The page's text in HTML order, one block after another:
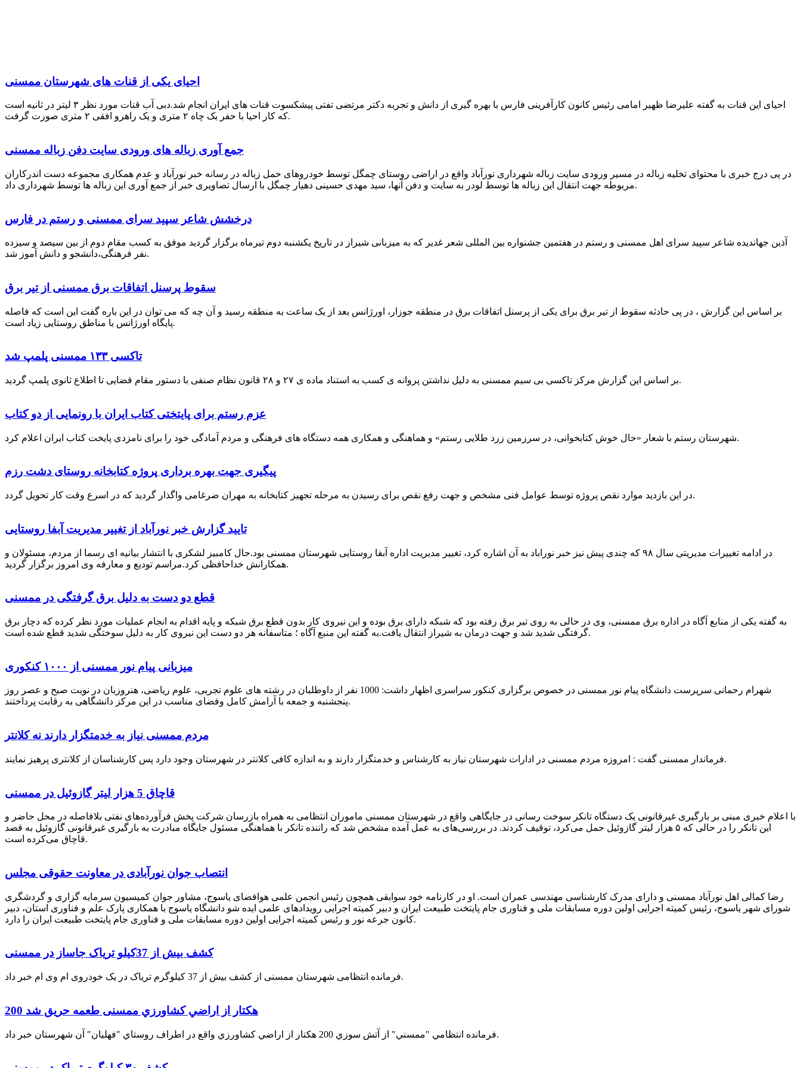
احیای یکی از قنات های شهرستان ممسنی
احیای این قنات به گفته علیرضا ظهیر امامی رئیس کانون کارآفرینی فارس با بهره گیری از دانش و تجربه دکتر مرتضی تفتی پیشکسوت قنات های ایران انجام شد.دبی آب قنات مورد نظر ۳ لیتر در ثانیه است
که کار احیا با حفر یک چاه ۲ متری و یک راهرو افقی ۲ متری صورت گرفت.
جمع آوری زباله های ورودی سایت دفن زباله ممسنی
در پی درج خبری با محتوای تخلیه زباله در مسیر ورودی سایت زباله شهرداری نورآباد واقع در اراضی روستای چمگل توسط خودروهای حمل زباله در رسانه خبر نورآباد و عدم همکاری مجموعه دست اندرکاران
مربوطه جهت انتقال این زباله ها توسط لودر به سایت و دفن آنها، سید مهدی حسینی دهیار چمگل با ارسال تصاویری خبر از جمع آوری این زباله ها توسط شهرداری داد.
درخشش شاعر سپید سرای ممسنی و رستم در فارس
آذین جهاندیده شاعر سپید سرای اهل ممسنی و رستم در هفتمین جشنواره بین المللی شعر غدیر که به میزبانی شیراز در تاریخ یکشنبه دوم تیرماه برگزار گردید موفق به کسب مقام دوم از بین سیصد و سیزده
نفر فرهنگی،دانشجو و دانش آموز شد.
سقوط پرسنل اتفاقات برق ممسنی از تیر برق
بر اساس این گزارش ، در پی حادثه سقوط از تیر برق برای یکی از پرسنل اتفاقات برق در منطقه جوزار، اورژانس بعد از یک ساعت به منطقه رسید و آن چه که می توان در این باره گفت این است که فاصله
پایگاه اورژانس با مناطق روستایی زیاد است.
تاکسی ۱۳۳ ممسنی پلمپ شد
بر اساس این گزارش مرکز تاکسی بی سیم ممسنی به دلیل نداشتن پروانه ی کسب به استناد ماده ی ۲۷ و ۲۸ قانون نظام صنفی با دستور مقام قضایی تا اطلاع ثانوی پلمپ گردید.
عزم رستم برای پایتختی کتاب ایران با رونمایی از دو کتاب
شهرستان رستم با شعار «حال خوش کتابخوانی، در سرزمین زرد طلایی رستم» و هماهنگی و همکاری همه دستگاه های فرهنگی و مردم آمادگی خود را برای نامزدی پایخت کتاب ایران اعلام کرد.
پیگیری جهت بهره برداری پروژه کتابخانه روستای دشت رزم
در این بازدید موارد نقص پروژه توسط عوامل فنی مشخص و جهت رفع نقص برای رسیدن به مرحله تجهیز کتابخانه به مهران ضرغامی واگذار گردید که در اسرع وقت کار تحویل گردد.
تایید گزارش خبر نورآباد از تغییر مدیریت آبفا روستایی
در ادامه تغییرات مدیریتی سال ۹۸ که چندی پیش نیز خبر نوراباد به آن اشاره کرد، تغییر مدیریت اداره آبفا روستایی شهرستان ممسنی بود.حال کامبیز لشکری با انتشار بیانیه ای رسما از مردم، مسئولان و
همکارانش خداحافظی کرد.مراسم تودیع و معارفه وی امروز برگزار گردید.
قطع دو دست به دلیل برق گرفتگی در ممسنی
به گفته یکی از منابع آگاه در اداره برق ممسنی، وی در حالی به روی تیر برق رفته بود که شبکه دارای برق بوده و این نیروی کار بدون قطع برق شبکه و پایه اقدام به انجام عملیات مورد نظر کرده که دچار برق
گرفتگی شدید شد و جهت درمان به شیراز انتقال یافت.به گفته این منبع آگاه ؛ متاسفانه هر دو دست این نیروی کار به دلیل سوختگی شدید قطع شده است.
میزبانی پیام نور ممسنی از ۱۰۰۰ کنکوری
شهرام رحمانی سرپرست دانشگاه پیام نور ممسنی در خصوص برگزاری کنکور سراسری اظهار داشت: 1000 نفر از داوطلبان در رشته های علوم تجربی، علوم ریاضی، هنروزبان در نوبت صبح و عصر روز
پنجشنبه و جمعه با آرامش کامل وفضای مناسب در این مرکز دانشگاهی به رقابت پرداختند.
مردم ممسنی نیاز به خدمتگزار دارند نه کلانتر
فرماندار ممسنی گفت : امروزه مردم ممسنی در ادارات شهرستان نیاز به کارشناس و خدمتگزار دارند و به اندازه کافی کلانتر در شهرستان وجود دارد پس کارشناسان از کلانتری پرهیز نمایند.
قاچاق 5 هزار لیتر گازوئیل در ممسنی
با اعلام خبری مبنی بر بارگیری غیرقانونی یک دستگاه تانکر سوخت رسانی در جایگاهی واقع در شهرستان ممسنی ماموران انتظامی به همراه بازرسان شرکت پخش فرآورده‌های نفتی بلافاصله در محل حاضر و
این تانکر را در حالی که ۵ هزار لیتر گازوئیل حمل می‌کرد، توقیف کردند. در بررسی‌های به عمل آمده مشخص شد که راننده تانکر با هماهنگی مسئول جایگاه مبادرت به بارگیری غیرقانونی گازوئیل به قصد
قاچاق می‌کرده است.
انتصاب جوان نورآبادی در معاونت حقوقی مجلس
رضا کمالی اهل نورآباد ممسنی و دارای مدرک کارشناسی مهندسی عمران است. او در کارنامه خود سوابقی همچون رئیس انجمن علمی هوافضای یاسوج، مشاور جوان کمیسیون سرمایه گزاری و گردشگری
شورای شهر یاسوج، رئیس کمیته اجرایی اولین دوره مسابقات ملی و فناوری جام پایتخت طبیعت ایران و دبیر کمیته اجرایی رویدادهای علمی ایده شو دانشگاه یاسوج با همکاری پارک علم و فناوری استان، دبیر
کانون جرعه نور و رئیس کمیته اجرایی اولین دوره مسابقات ملی و فناوری جام پایتخت طبیعت ایران را دارد.
کشف بیش از 37کیلو تریاک جاساز در ممسنی
فرمانده انتظامی شهرستان ممسنی از کشف بیش از 37 کیلوگرم تریاک در یک خودروی ام وی ام خبر داد.
200 هكتار از اراضي كشاورزي ممسنی طعمه حریق شد
فرمانده انتظامي "ممسني" از آتش سوزي 200 هكتار از اراضي كشاورزي واقع در اطراف روستاي "فهلیان" آن شهرستان خبر داد.